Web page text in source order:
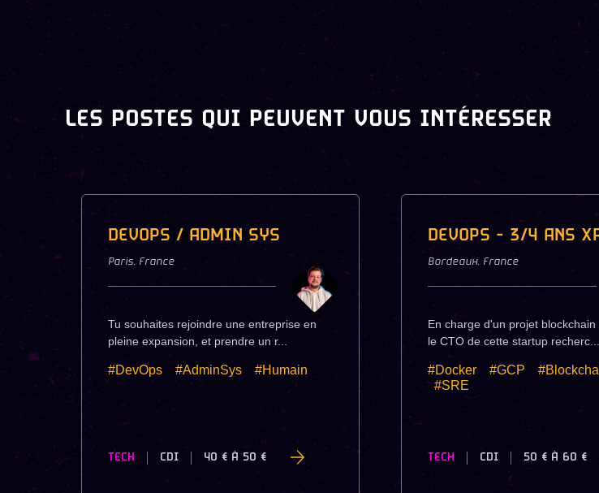
LES POSTES QUI PEUVENT VOUS INTÉRESSER
DEVOPS / ADMIN SYS
Paris, France
Tu souhaites rejoindre une entreprise en
pleine expansion, et prendre un r...
#DevOps #AdminSys #Humain
TECH CDI 40 € À 50 €
DEVOPS - 3/4 ANS
Bordeaux, France
En charge d'un projet blockchain
le CTO de cette startup recherc...
#Docker #GCP
#SRE
TECH CDI 50 € À 60 €